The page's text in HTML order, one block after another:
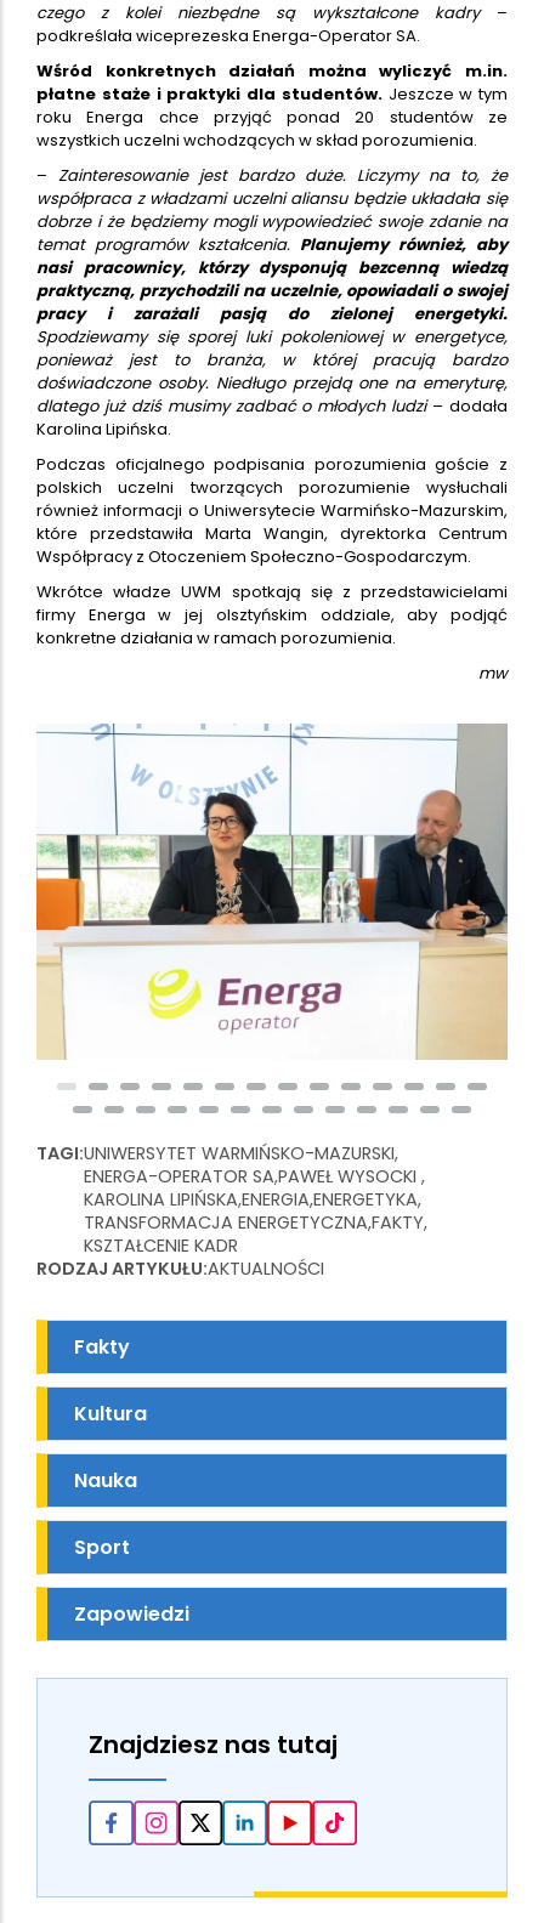
czego z kolei niezbędne są wykształcone kadry–
podkreślała wiceprezeska Energa-Operator SA.
Wśród konkretnych działań można wyliczyć m.in.
płatne staże i praktyki dla studentów.Jeszcze w tym
roku Energa chce przyjąć ponad 20 studentów ze
wszystkich uczelni wchodzących w skład porozumienia.
– Zainteresowanie jest bardzo duże. Liczymy na to, że
współpraca z władzami uczelni aliansu będzie układała się
dobrze i że będziemy mogli wypowiedzieć swoje zdanie na
temat programów kształcenia. Planujemy również, aby
nasi pracownicy, którzy dysponują bezcenną wiedzą
praktyczną, przychodzili na uczelnie, opowiadali o swojej
pracy i zarażali pasją do zielonej energetyki.
Spodziewamy się sporej luki pokoleniowej w energetyce,
ponieważ jest to branża, w której pracują bardzo
doświadczone osoby. Niedługo przejdą one na emeryturę,
dlatego już dziś musimy zadbać o młodych ludzi– dodała
Karolina Lipińska.
Podczas oficjalnego podpisania porozumienia goście z
polskich uczelni tworzących porozumienie wysłuchali
również informacji o Uniwersytecie Warmińsko-Mazurskim,
które przedstawiła Marta Wangin, dyrektorka Centrum
Współpracy z Otoczeniem Społeczno-Gospodarczym.
Wkrótce władze UWM spotkają się z przedstawicielami
firmy Energa w jej olsztyńskim oddziale, aby podjąć
konkretne działania w ramach porozumienia.
mw
TAGI UNIWERSYTET WARMIŃSKO-MAZURSKI
ENERGA-OPERATOR SA PAWEŁ WYSOCKI
KAROLINA LIPIŃSKA ENERGIA ENERGETYKA
TRANSFORMACJA ENERGETYCZNA FAKTY
KSZTAŁCENIE KADR
RODZAJ ARTYKUŁU AKTUALNOŚCI
Fakty
Kultura
Nauka
Sport
Zapowiedzi
Znajdziesz nas tutaj